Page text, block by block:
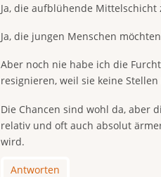
Ja, die aufblühende
Ja, die jungen Menschen
Aber noch nie habe ich die
resignieren, weil sie keine
Die Chancen sind wohl da, aber
relativ und oft auch absolut
wird.
Antworten